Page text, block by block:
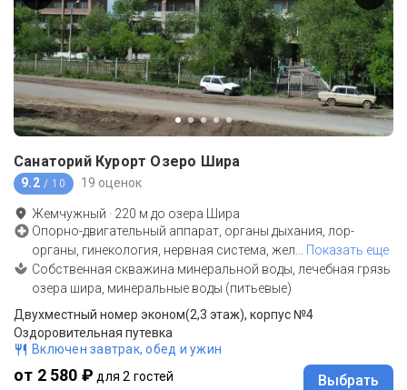
Санаторий Курорт Озеро Шира
9.2 / 10 19 оценок
Жемчужный · 220 м до озера Шира
Опорно-двигательный аппарат, органы дыхания, лор-
органы, гинекология, нервная система, жел
Показать еще
Собственная скважина минеральной воды, лечебная грязь
озера шира, минеральные воды (питьевые)
Двухместный номер эконом(2,3 этаж), корпус №4
Оздоровительная путевка
Включен завтрак, обед и ужин
от 2 580 ₽ для 2 гостей Выбрать